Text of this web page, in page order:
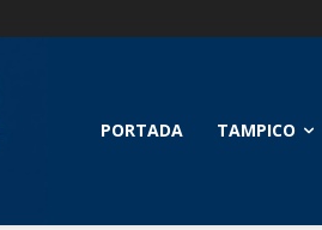
PORTADA TAMPICO